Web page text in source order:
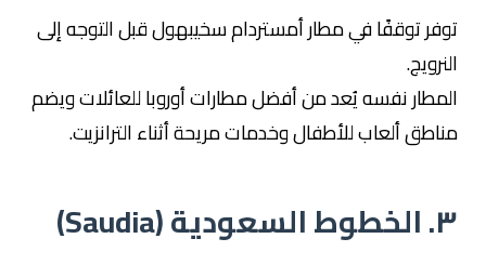
توفر توقفًا في مطار أمستردام سخيبهول قبل التوجه إلى
النرويج.
المطار نفسه يُعد من أفضل مطارات أوروبا للعائلات ويضم
مناطق ألعاب للأطفال وخدمات مريحة أثناء الترانزيت.
٣. الخطوط السعودية (Saudia)